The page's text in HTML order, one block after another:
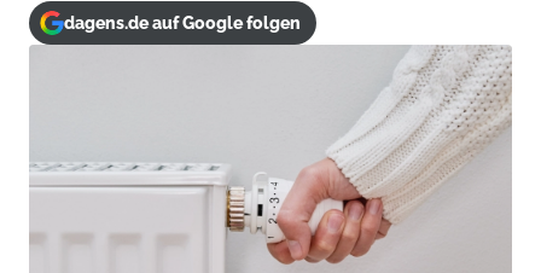
dagens.de auf Google folgen